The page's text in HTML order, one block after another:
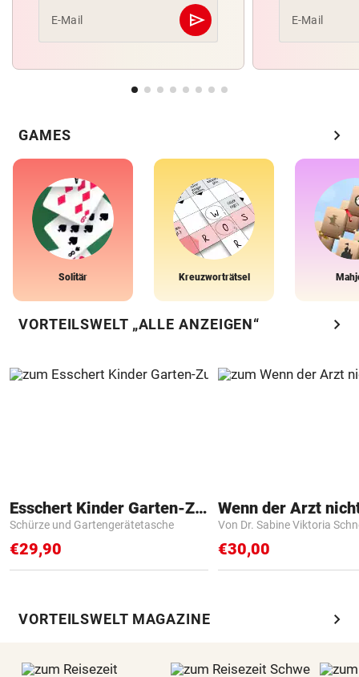
E-Mail send
Abschicken E-Mail
GAMES chevron_right
Solitär Kreuzworträtsel
VORTEILSWELT „ALLE ANZEIGEN“ chevron_right
Esschert Kinder Garten-Zubehör
Schürze und Gartengerätetasche
€29,90
Von Dr. Sabine Viktoria
€30,00
VORTEILSWELT MAGAZINE chevron_right